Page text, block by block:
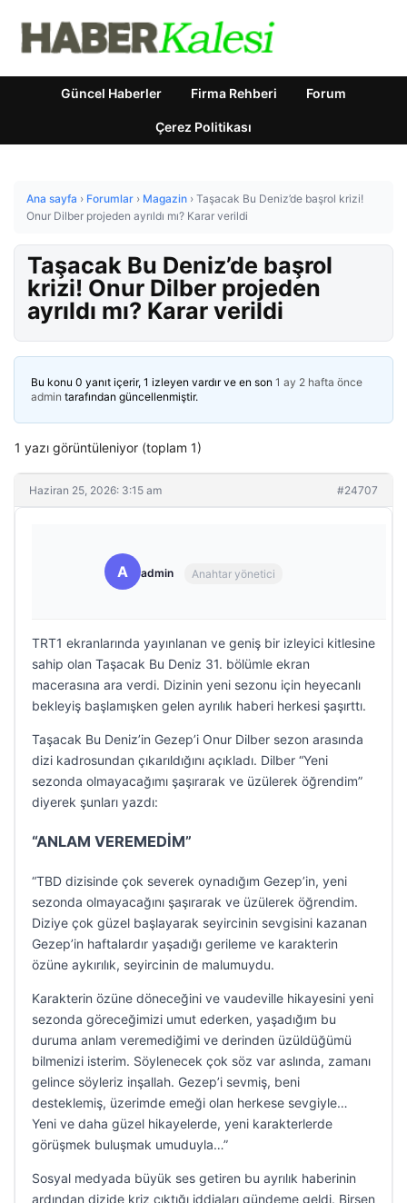
Güncel Haberler Firma Rehberi Forum
Çerez Politikası
Ana sayfa › Forumlar › Magazin › Taşacak Bu Deniz’de başrol krizi!
Onur Dilber projeden ayrıldı mı? Karar verildi
Taşacak Bu Deniz’de başrol
krizi! Onur Dilber projeden
ayrıldı mı? Karar verildi
Bu konu 0 yanıt içerir, 1 izleyen vardır ve en son 1 ay 2 hafta önce
admin tarafından güncellenmiştir.
1 yazı görüntüleniyor (toplam 1)
Haziran 25, 2026: 3:15 am #24707
A admin Anahtar yönetici
TRT1 ekranlarında yayınlanan ve geniş bir izleyici kitlesine
sahip olan Taşacak Bu Deniz 31. bölümle ekran
macerasına ara verdi. Dizinin yeni sezonu için heyecanlı
bekleyiş başlamışken gelen ayrılık haberi herkesi şaşırttı.
Taşacak Bu Deniz’in Gezep’i Onur Dilber sezon arasında
dizi kadrosundan çıkarıldığını açıkladı. Dilber “Yeni
sezonda olmayacağımı şaşırarak ve üzülerek öğrendim”
diyerek şunları yazdı:
“ANLAM VEREMEDİM”
“TBD dizisinde çok severek oynadığım Gezep’in, yeni
sezonda olmayacağını şaşırarak ve üzülerek öğrendim.
Diziye çok güzel başlayarak seyircinin sevgisini kazanan
Gezep’in haftalardır yaşadığı gerileme ve karakterin
özüne aykırılık, seyircinin de malumuydu.
Karakterin özüne döneceğini ve vaudeville hikayesini yeni
sezonda göreceğimizi umut ederken, yaşadığım bu
duruma anlam veremediğimi ve derinden üzüldüğümü
bilmenizi isterim. Söylenecek çok söz var aslında, zamanı
gelince söyleriz inşallah. Gezep’i sevmiş, beni
desteklemiş, üzerimde emeği olan herkese sevgiyle…
Yeni ve daha güzel hikayelerde, yeni karakterlerde
görüşmek buluşmak umuduyla…”
Sosyal medyada büyük ses getiren bu ayrılık haberinin
ardından dizide kriz çıktığı iddiaları gündeme geldi. Birsen